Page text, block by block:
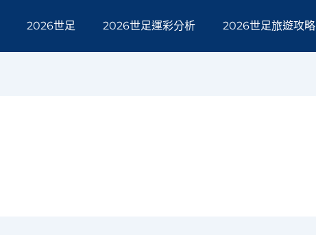
2026世足 2026世足運彩分析 2026世足旅遊攻略